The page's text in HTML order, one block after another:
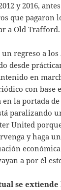
y 2016,
que pagaron
a Old Trafford.
un regreso a los
desde
en
con base
en la portada
paralizando
United
y haga
a por él
se extiende